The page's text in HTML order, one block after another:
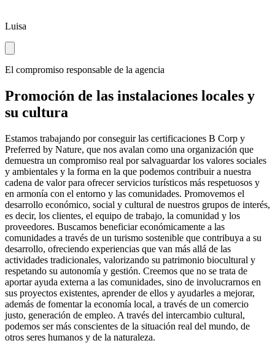
Luisa
El compromiso responsable de la agencia
Promoción de las instalaciones locales y
su cultura
Estamos trabajando por conseguir las certificaciones B Corp y
Preferred by Nature, que nos avalan como una organización que
demuestra un compromiso real por salvaguardar los valores sociales
y ambientales y la forma en la que podemos contribuir a nuestra
cadena de valor para ofrecer servicios turísticos más respetuosos y
en armonía con el entorno y las comunidades. Promovemos el
desarrollo económico, social y cultural de nuestros grupos de interés,
es decir, los clientes, el equipo de trabajo, la comunidad y los
proveedores. Buscamos beneficiar económicamente a las
comunidades a través de un turismo sostenible que contribuya a su
desarrollo, ofreciendo experiencias que van más allá de las
actividades tradicionales, valorizando su patrimonio biocultural y
respetando su autonomía y gestión. Creemos que no se trata de
aportar ayuda externa a las comunidades, sino de involucrarnos en
sus proyectos existentes, aprender de ellos y ayudarles a mejorar,
además de fomentar la economía local, a través de un comercio
justo, generación de empleo. A través del intercambio cultural,
podemos ser más conscientes de la situación real del mundo, de
otros seres humanos y de la naturaleza.